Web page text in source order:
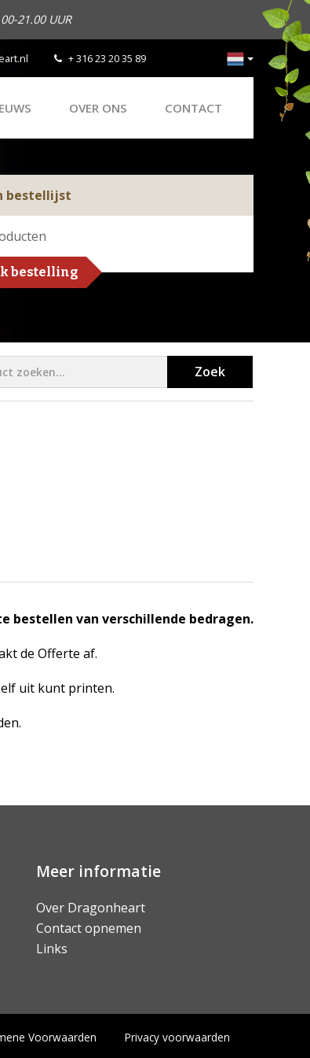
21.00 UUR
+ 316 23 20 35 89
OVER ONS CONTACT
bestellijst
bestelling
Zoek
bestellen van verschillende bedragen.
de Offerte af.
uit kunt printen.
Meer informatie
Over Dragonheart
Contact opnemen
Links
Voorwaarden
Privacy voorwaarden